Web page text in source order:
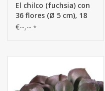
El chilco (fuchsia) con
36 flores (Ø 5 cm), 18
capullos & 306 hojas, Ø
€--,-- *